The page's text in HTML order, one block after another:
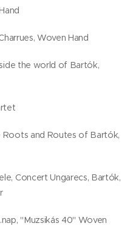
Woven Hand
the world of Bartók,
Roots and Routes of Bartók,
Concert Ungarecs, Bartók,
"Muzsikás 40" Woven